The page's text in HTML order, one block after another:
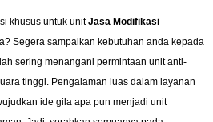
khusus untuk unitJasa Modifikasi
Segera sampaikan kebutuhan anda kepada
sering menangani permintaan unit anti-
tinggi. Pengalaman luas dalam layanan
ide gila apa pun menjadi unit